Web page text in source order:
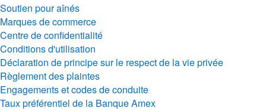
Soutien pour aînés
Marques de commerce
Centre de confidentialité
Conditions d'utilisation
Déclaration de principe sur le respect de la vie privée
Règlement des plaintes
Engagements et codes de conduite
Taux préférentiel de la Banque Amex